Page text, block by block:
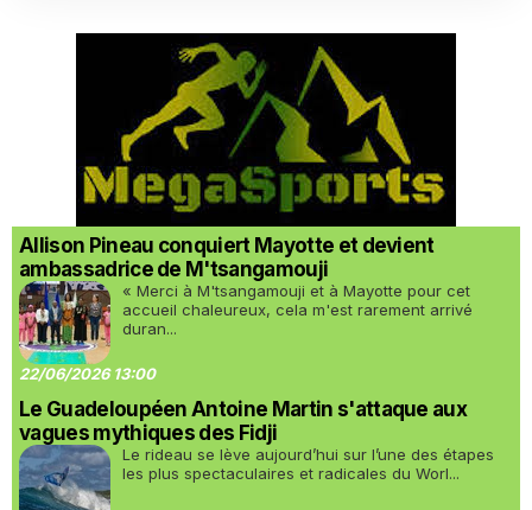
Allison Pineau conquiert Mayotte et devient
ambassadrice de M'tsangamouji
« Merci à M'tsangamouji et à Mayotte pour cet
accueil chaleureux, cela m'est rarement arrivé
duran...
22/06/2026 13:00
Le Guadeloupéen Antoine Martin s'attaque aux
vagues mythiques des Fidji
Le rideau se lève aujourd’hui sur l’une des étapes
les plus spectaculaires et radicales du Worl...